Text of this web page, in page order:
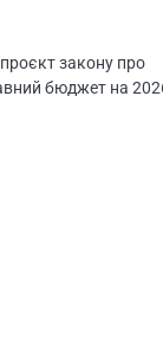
закону про
бюджет на